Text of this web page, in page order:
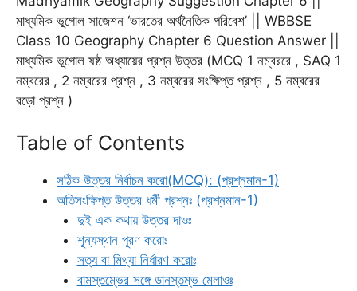
c
e
b
o
a
i
a
t
s
l
e
g
i
t
t
s
s
e
n
n
t
e
r
মাধ্যমিক ভূগোল সাজেশন ‘ভারতের অর্থনৈতিক পরিবেশ’ || WBBSE
Class 10 Geography Chapter 6 Question Answer ||
মাধ্যমিক ভূগোল ষষ্ঠ অধ্যায়ের প্রশ্ন উত্তর (MCQ 1 নম্বররে , SAQ 1
নম্বরের , 2 নম্বরের প্রশ্ন , 3 নম্বরের সংক্ষিপ্ত প্রশ্ন , 5 নম্বরের
রড়ো প্রশ্ন )
Table of Contents
সঠিক উত্তর নির্বাচন করো(MCQ): (প্রশ্নমান-1)
অতিসংক্ষিপ্ত উত্তর ধর্মী প্রশ্নঃ (প্রশ্নমান-1)
দুই এক কথায় উত্তর দাওঃ
শূন্যস্থান পূরণ করোঃ
সত্য বা মিথ্যা নির্ধারণ করোঃ
বামস্তম্ভের সঙ্গে ডানস্তম্ভ মেলাওঃ